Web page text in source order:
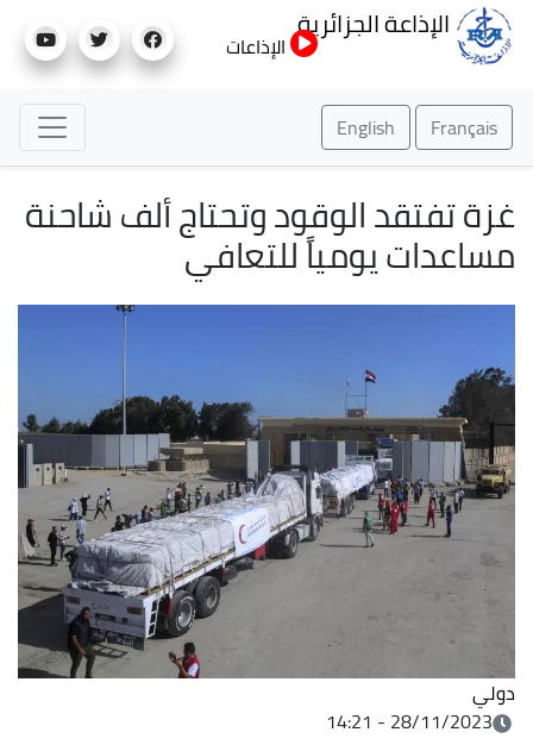
إلى
الإذاعة الجزائرية
الإذاعات
Français
English
غزة تفتقد الوقود وتحتاج ألف شاحنة
مساعدات يومياً للتعافي
دولي
28/11/2023 - 14:21